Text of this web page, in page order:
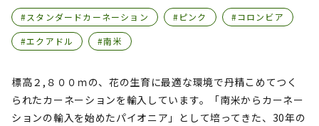
#スタンダードカーネーション #ピンク
#コロンビア
#エクアドル
#南米
標高２,８００ｍの、花の生育に最適な環境で丹精こめてつく
られたカーネーションを輸入しています。「南米からカーネー
ションの輸入を始めたパイオニア」として培ってきた、30年の